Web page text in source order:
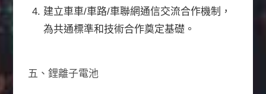
建立車車/車路/車聯網通信交流合作機制，
為共通標準和技術合作奠定基礎。
五、鋰離子電池